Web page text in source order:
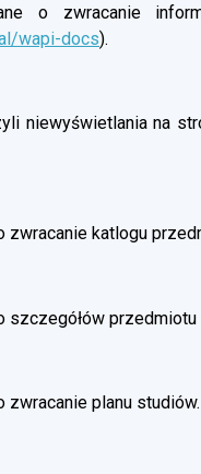
o zwracanie
wapi-docs).
niewyświetlania na
zwracanie katlogu
szczegółów
zwracanie planu studiów.